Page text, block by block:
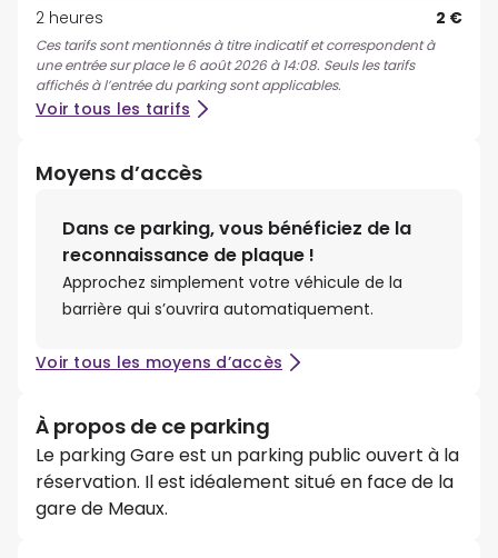
2 heures
2 €
Ces tarifs sont mentionnés à titre indicatif et correspondent à
une entrée sur place le 6 août 2026 à 14:08. Seuls les tarifs
affichés à l’entrée du parking sont applicables.
Voir tous les tarifs
Moyens d’accès
Dans ce parking, vous bénéficiez de la
reconnaissance de plaque !
Approchez simplement votre véhicule de la
barrière qui s’ouvrira automatiquement.
Voir tous les moyens d’accès
À propos de ce parking
Le parking Gare est un parking public ouvert à la
réservation. Il est idéalement situé en face de la
gare de Meaux.